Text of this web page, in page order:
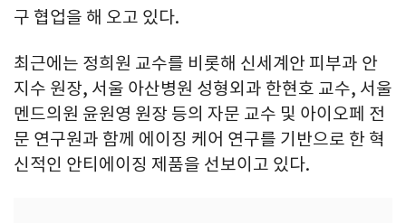
구 협업을 해 오고 있다.
최근에는 정희원 교수를 비롯해 신세계안 피부과 안
지수 원장, 서울 아산병원 성형외과 한현호 교수, 서울
멘드의원 윤원영 원장 등의 자문 교수 및 아이오페 전
문 연구원과 함께 에이징 케어 연구를 기반으로 한 혁
신적인 안티에이징 제품을 선보이고 있다.